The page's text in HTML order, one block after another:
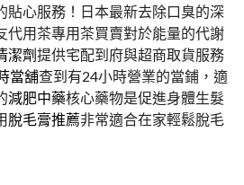
貼心服務！日本最新去除口臭的深
代用茶專用茶買賣對於能量的代謝
潔劑提供宅配到府與超商取貨服務
當舖查到有24小時營業的當鋪，適
減肥中藥核心藥物是促進身體生髮
脫毛膏推薦非常適合在家輕鬆脫毛